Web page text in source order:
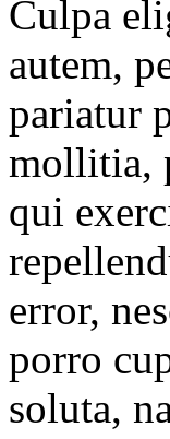
Culpa
autem,
pariatur
mollitia,
qui
error,
porro
soluta,